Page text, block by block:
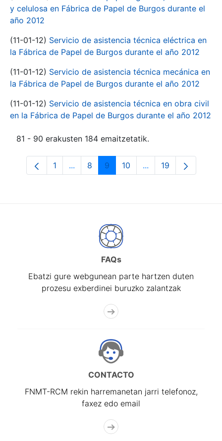
y celulosa en Fábrica de Papel de Burgos durante el
año 2012
(11-01-12) Servicio de asistencia técnica eléctrica en
la Fábrica de Papel de Burgos durante el año 2012
(11-01-12) Servicio de asistencia técnica mecánica en
la Fábrica de Papel de Burgos durante el año 2012
(11-01-12) Servicio de asistencia técnica en obra civil
en la Fábrica de Papel de Burgos durante el año 2012
81 - 90 erakusten 184 emaitzetatik.
Orrialdea
1 ...Intermediate Pages Use TAB to
Orrialdea
8 Orrialdea
9 Orrialdea
10 ...Intermediate Pages
Orrialdea
19
FAQs
Ebatzi gure webgunean parte hartzen duten
prozesu exberdinei buruzko zalantzak
CONTACTO
FNMT-RCM rekin harremanetan jarri telefonoz,
faxez edo email